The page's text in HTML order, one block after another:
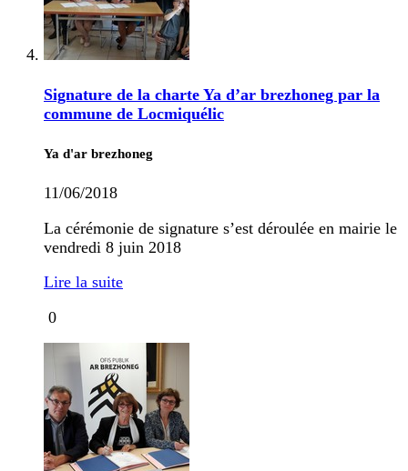
Signature de la charte Ya d’ar brezhoneg par la
commune de Locmiquélic
Ya d'ar brezhoneg
11/06/2018
La cérémonie de signature s’est déroulée en mairie le
vendredi 8 juin 2018
Lire la suite
0